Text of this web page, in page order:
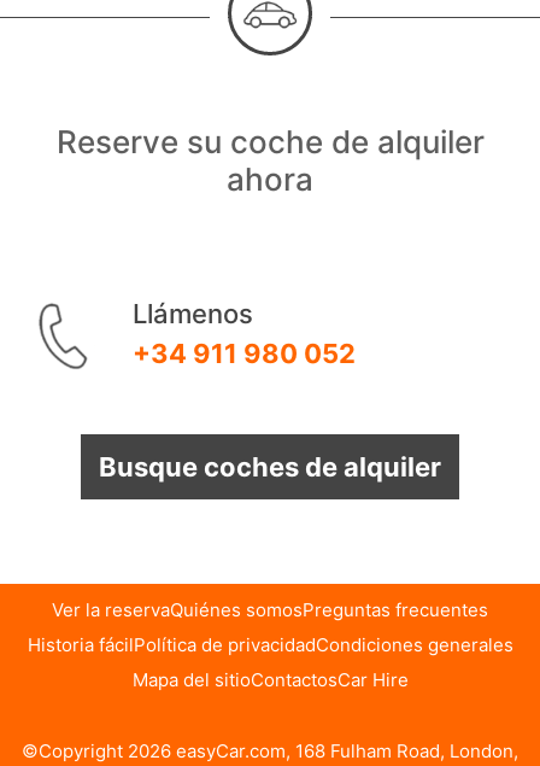
Reserve su coche de alquiler
ahora
Llámenos
+34 911 980 052
Busque coches de alquiler
Ver la reservaQuiénes somosPreguntas frecuentes
Historia fácilPolítica de privacidadCondiciones generales
Mapa del sitioContactosCar Hire
©Copyright 2026 easyCar.com, 168 Fulham Road, London,